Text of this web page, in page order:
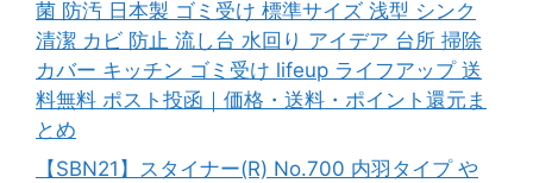
菌 防汚 日本製 ゴミ受け 標準サイズ 浅型 シンク
清潔 カビ 防止 流し台 水回り アイデア 台所 掃除
カバー キッチン ゴミ受け lifeup ライフアップ 送
料無料 ポスト投函｜価格・送料・ポイント還元ま
とめ
【SBN21】スタイナー(R) No.700 内羽タイプ や